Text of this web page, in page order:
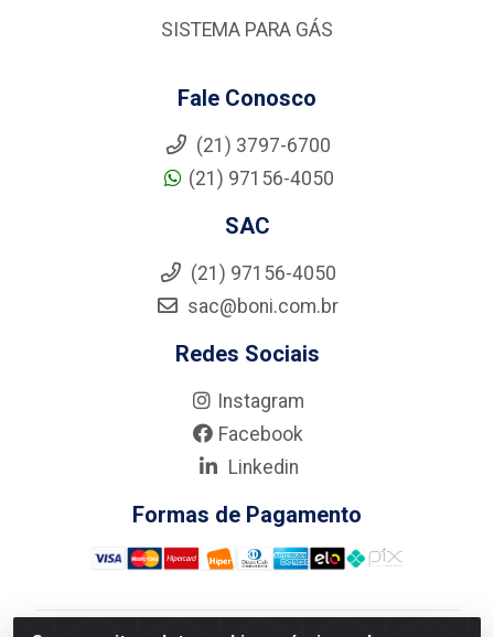
SISTEMA PARA GÁS
Fale Conosco
(21) 3797-6700
(21) 97156-4050
SAC
(21) 97156-4050
sac@boni.com.br
Redes Sociais
Instagram
Facebook
Linkedin
Formas de Pagamento